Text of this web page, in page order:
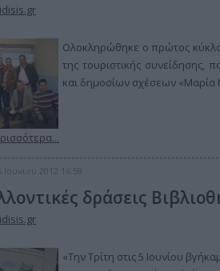
Ολοκληρώθηκε ο πρώτος
της τουριστικής
και δημοσίων σχέσεων «Μαρία
2012 16:59
δράσεις
«Την Τρίτη στις 5 Ιουνίου